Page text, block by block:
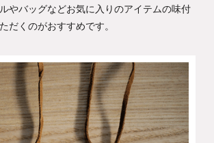
やバッグなどお気に入りのアイテムの味付
だくのがおすすめです。